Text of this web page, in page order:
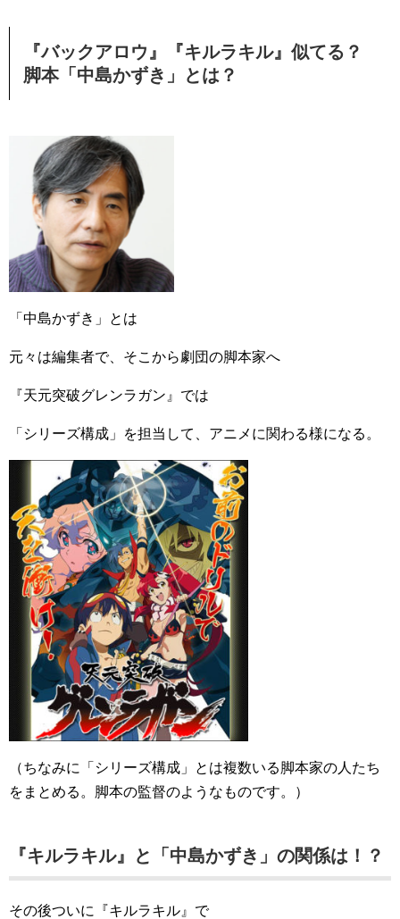
『バックアロウ』『キルラキル』似てる？
脚本「中島かずき」とは？
「中島かずき」とは
元々は編集者で、そこから劇団の脚本家へ
『天元突破グレンラガン』では
「シリーズ構成」を担当して、アニメに関わる様になる。
（ちなみに「シリーズ構成」とは複数いる脚本家の人たち
をまとめる。脚本の監督のようなものです。）
『キルラキル』と「中島かずき」の関係は！？
その後ついに『キルラキル』で